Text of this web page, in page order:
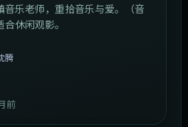
音乐老师，重拾音乐与爱。（音
休闲观影。
腾
前